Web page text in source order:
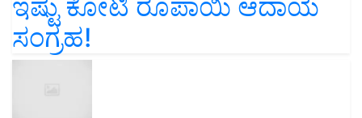
ಇಷ್ಟು ಕೋಟಿ ರೂಪಾಯಿ ಆದಾಯ
ಸಂಗ್ರಹ!